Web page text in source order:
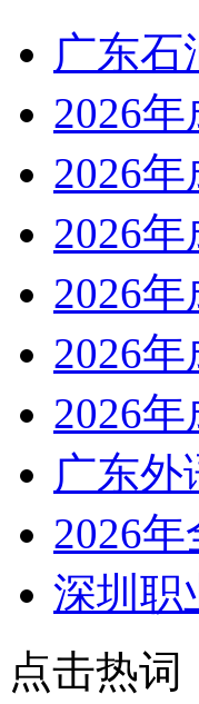
广东石
2026
2026
2026
2026
2026
2026
广东外
2026
深圳职
点击热词